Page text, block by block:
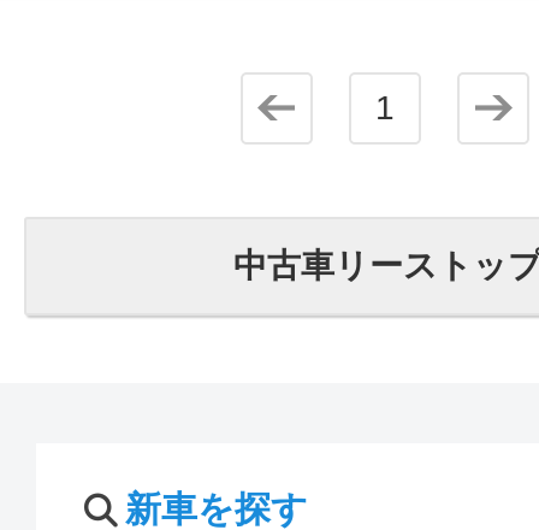
1
中古車リーストッ
新車を探す